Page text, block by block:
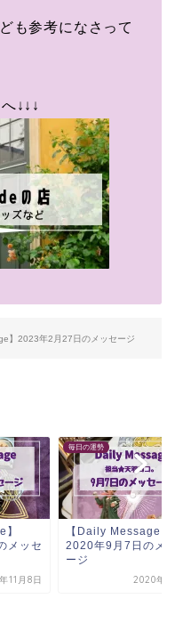
も参考になさって
↓↓↓
】2023年2月27日のメッセージ
メッセ
11月8日
毎日の運勢
【Daily Message】
2020年9月7日のメ
ージ
2020年9